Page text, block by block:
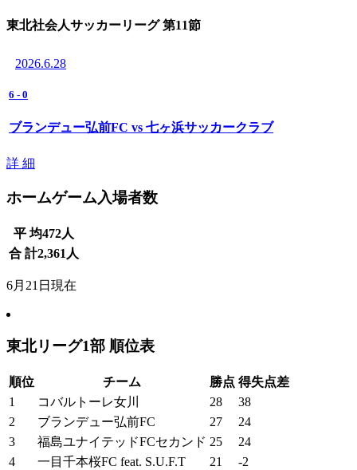
東北社会人サッカーリーグ 第11節
2026.6.28
6 - 0
ブランデュー弘前FC vs 七ヶ浜サッカークラブ
詳 細
ホームゲーム入場者数
平 均472人
合 計2,361 人
6月21日現在
東北リーグ1部 順位表
順位 チーム 勝点 得失点差
1
コバルトーレ女川 28
38
2
ブランデュー弘前FC 27
24
3
福島ユナイテッドFCセカンド 25
24
4
一目千本桜FC feat. S.U.F.T 21
-2